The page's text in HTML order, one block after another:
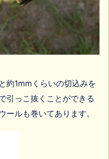
約1mmくらいの切込みを
引っこ抜くことができる
ールも巻いてあります。